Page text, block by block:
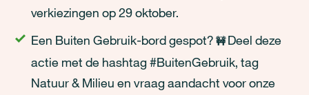
verkiezingen op 29 oktober.
Een Buiten Gebruik-bord gespot?🚧Deel deze
actie met de hashtag #BuitenGebruik, tag
Natuur & Milieu en vraag aandacht voor onze